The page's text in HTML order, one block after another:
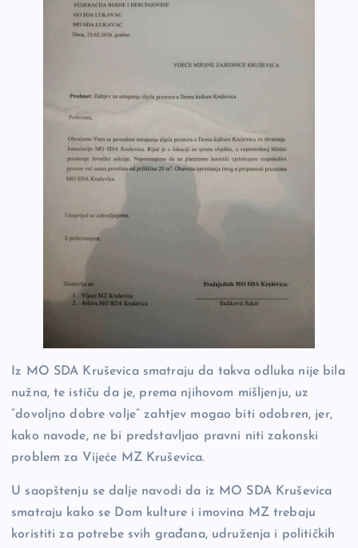
Iz MO SDA Kruševica smatraju da takva odluka nije bila
nužna, te ističu da je, prema njihovom mišljenju, uz
“dovoljno dobre volje” zahtjev mogao biti odobren, jer,
kako navode, ne bi predstavljao pravni niti zakonski
problem za Vijeće MZ Kruševica.
U saopštenju se dalje navodi da iz MO SDA Kruševica
smatraju kako se Dom kulture i imovina MZ trebaju
koristiti za potrebe svih građana, udruženja i političkih